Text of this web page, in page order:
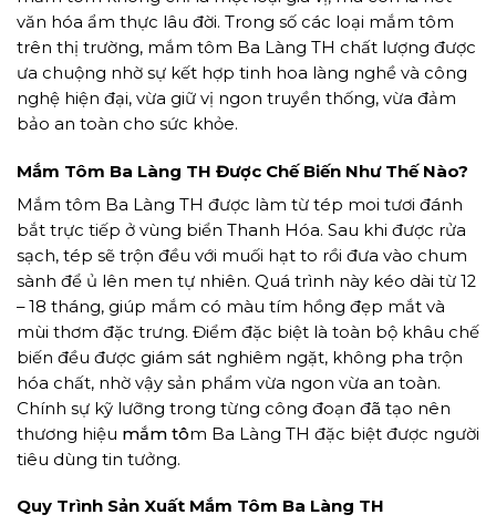
văn hóa ẩm thực lâu đời. Trong số các loại mắm tôm
trên thị trường, mắm tôm Ba Làng TH chất lượng được
ưa chuộng nhờ sự kết hợp tinh hoa làng nghề và công
nghệ hiện đại, vừa giữ vị ngon truyền thống, vừa đảm
bảo an toàn cho sức khỏe.
Mắm Tôm Ba Làng TH Được Chế Biến Như Thế Nào?
Mắm tôm Ba Làng TH được làm từ tép moi tươi đánh
bắt trực tiếp ở vùng biển Thanh Hóa. Sau khi được rửa
sạch, tép sẽ trộn đều với muối hạt to rồi đưa vào chum
sành để ủ lên men tự nhiên. Quá trình này kéo dài từ 12
– 18 tháng, giúp mắm có màu tím hồng đẹp mắt và
mùi thơm đặc trưng. Điểm đặc biệt là toàn bộ khâu chế
biến đều được giám sát nghiêm ngặt, không pha trộn
hóa chất, nhờ vậy sản phẩm vừa ngon vừa an toàn.
Chính sự kỹ lưỡng trong từng công đoạn đã tạo nên
thương hiệu mắm tôm Ba Làng TH đặc biệt được người
tiêu dùng tin tưởng.
Quy Trình Sản Xuất Mắm Tôm Ba Làng TH